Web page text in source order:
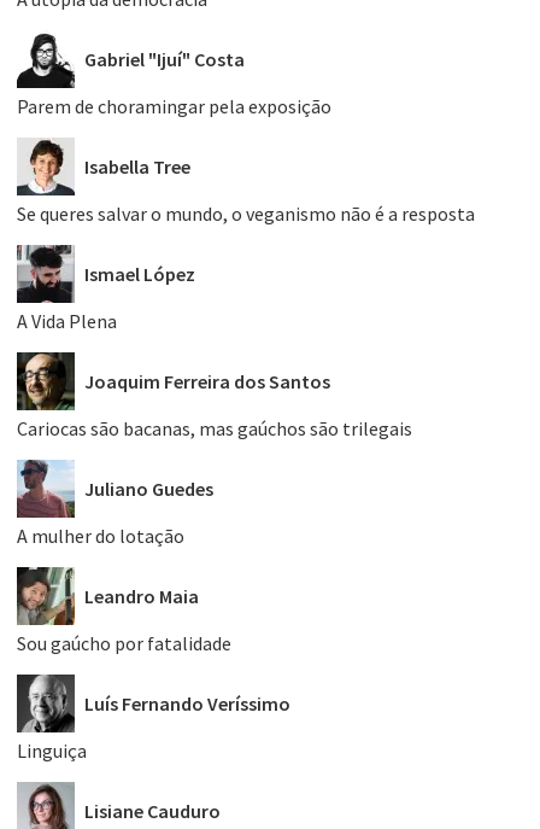
Gabriel "Ijuí" Costa
Parem de choramingar pela exposição
Isabella Tree
Se queres salvar o mundo, o veganismo não é a resposta
Ismael López
A Vida Plena
Joaquim Ferreira dos Santos
Cariocas são bacanas, mas gaúchos são trilegais
Juliano Guedes
A mulher do lotação
Leandro Maia
Sou gaúcho por fatalidade
Luís Fernando Veríssimo
Linguiça
Lisiane Cauduro